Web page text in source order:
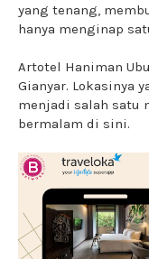
yang tenang,
hanya menginap
Artotel Haniman
Gianyar. Lokasinya
menjadi salah satu
bermalam di sini.